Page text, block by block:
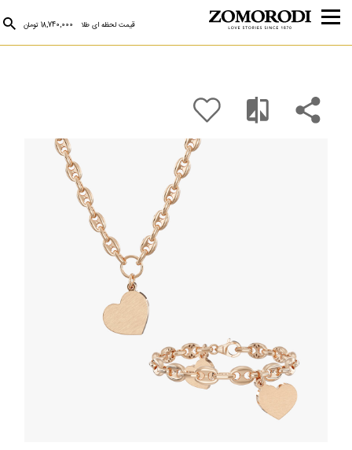
قیمت لحظه ای طلا 18,740,000 تومان